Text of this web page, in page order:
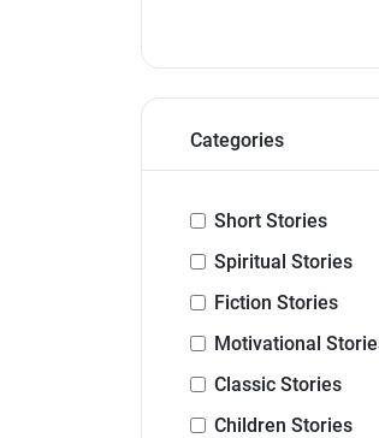
Categories
Short Stories
Spiritual Stories
Fiction Stories
Motivational
Classic Stories
Children Stories